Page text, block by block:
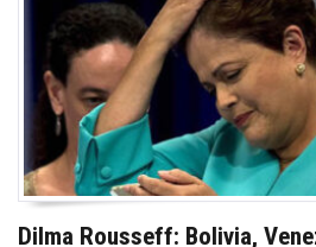
Dilma Rousseff: Bolivia,